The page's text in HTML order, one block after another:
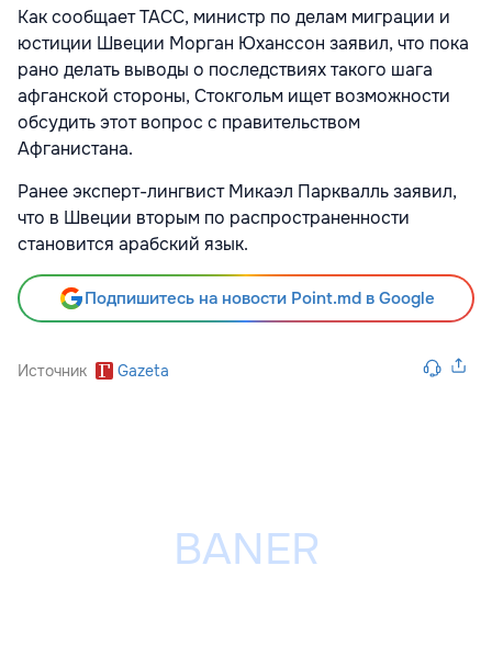
Как сообщает ТАСС, министр по делам миграции и
юстиции Швеции Морган Юханссон заявил, что пока
рано делать выводы о последствиях такого шага
афганской стороны, Стокгольм ищет возможности
обсудить этот вопрос с правительством
Афганистана.
Ранее эксперт-лингвист Микаэл Парквалль заявил,
что в Швеции вторым по распространенности
становится арабский язык.
Подпишитесь на новости Point.md в Google
Источник Gazeta